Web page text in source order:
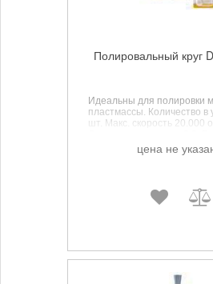
Полировальный круг
Идеальны для полировки
пластмассы. Количество в
шт. Макс. скорость 20.000
диаметр 13.0 мм.
цена не